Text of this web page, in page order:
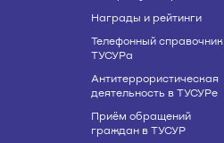
Награды и рейтинги
Телефонный справочник
ТУСУРа
Антитеррористическая
деятельность в ТУСУРе
Приём обращений
граждан в ТУСУР